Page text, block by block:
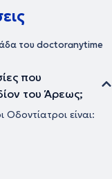
του doctoranytime
που
του Άρεως;
είναι: